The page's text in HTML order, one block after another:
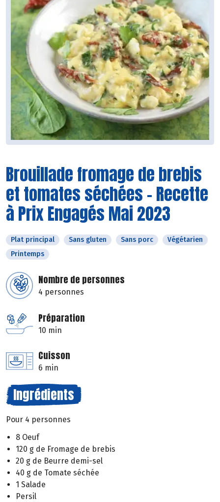
Brouillade fromage de brebis
et tomates séchées - Recette
à Prix Engagés Mai 2023
Plat principal Sans gluten Sans porc
Végétarien
Printemps
Nombre de personnes
4 personnes
Préparation
10 min
Cuisson
6 min
Ingrédients
Pour 4 personnes
8 Oeuf
120 g de Fromage de brebis
20 g de Beurre demi-sel
40 g de Tomate séchée
1 Salade
Persil